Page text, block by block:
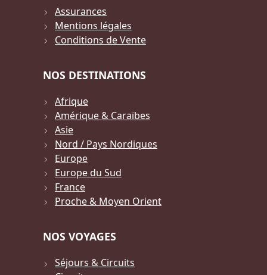
Assurances
Mentions légales
Conditions de Vente
NOS DESTINATIONS
Afrique
Amérique & Caraïbes
Asie
Nord / Pays Nordiques
Europe
Europe du Sud
France
Proche & Moyen Orient
NOS VOYAGES
Séjours & Circuits